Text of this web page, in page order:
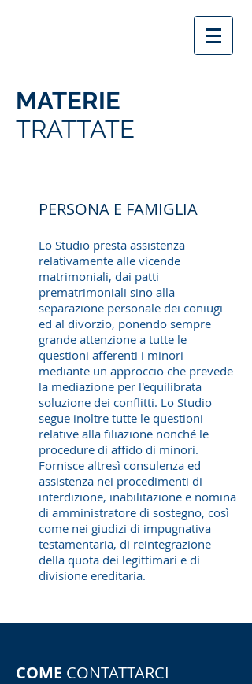
MATERIE
TRATTATE
PERSONA E FAMIGLIA
Lo Studio presta assistenza
relativamente alle vicende
matrimoniali, dai patti
prematrimoniali sino alla
separazione personale dei coniugi
ed al divorzio, ponendo sempre
grande attenzione a tutte le
questioni afferenti i minori
mediante un approccio che prevede
la mediazione per l'equilibrata
soluzione dei conflitti. Lo Studio
segue inoltre tutte le questioni
relative alla filiazione nonché le
procedure di affido di minori.
Fornisce altresì consulenza ed
assistenza nei procedimenti di
interdizione, inabilitazione e nomina
di amministratore di sostegno, così
come nei giudizi di impugnativa
testamentaria, di reintegrazione
della quota dei legittimari e di
divisione ereditaria.
COME CONTATTARCI